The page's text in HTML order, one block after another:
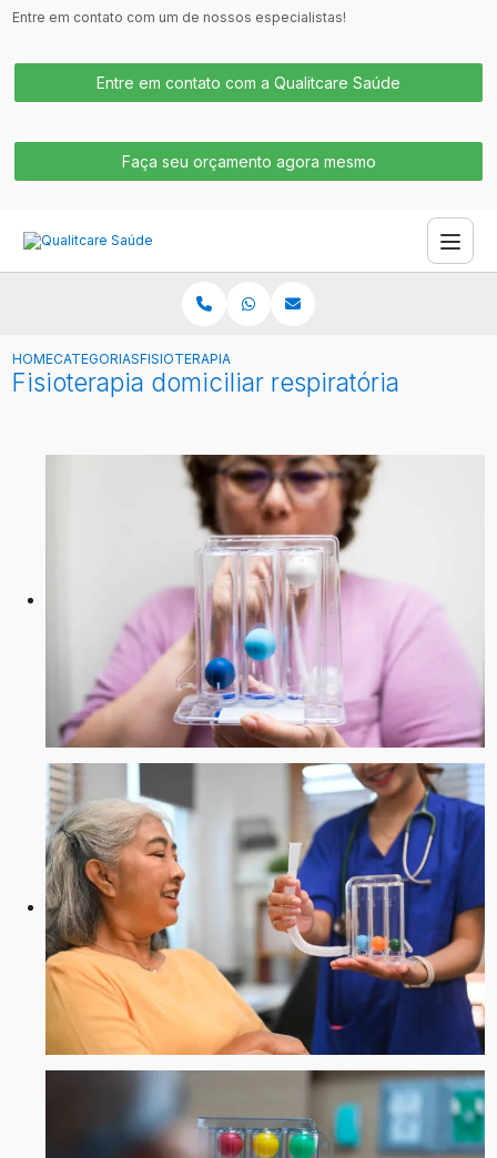
Entre em contato com um de nossos especialistas!
Entre em contato com a Qualitcare Saúde
Faça seu orçamento agora mesmo
HOMECATEGORIASFISIOTERAPIA DOMICILIAR RESPIRATÓRIA
Fisioterapia domiciliar respiratória